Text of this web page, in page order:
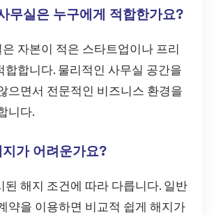
무실은 누구에게 적합한가요?
자본이 적은 스타트업이나 프리
합합니다. 물리적인 사무실 공간을
으면서 전문적인 비즈니스 환경을
니다.
가 어려운가요?
된 해지 조건에 따라 다릅니다. 일반
약을 이용하면 비교적 쉽게 해지가